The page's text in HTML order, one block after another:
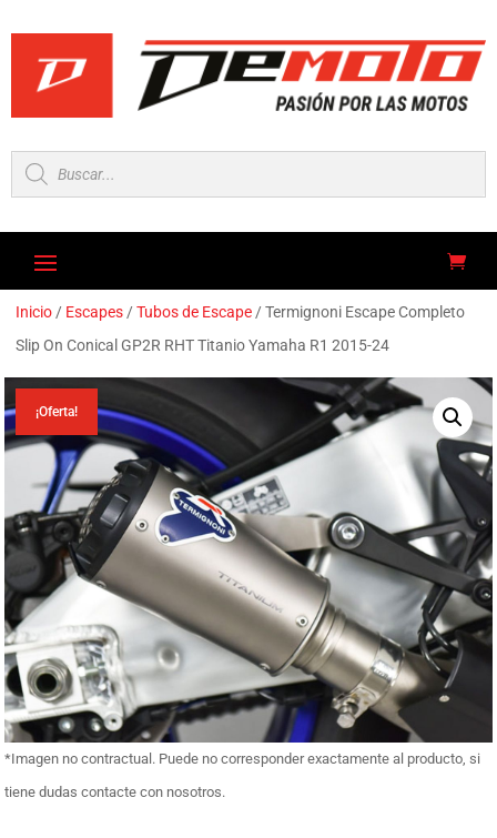
Búsqueda
de
productos
Inicio / Escapes /Tubos de Escape / Termignoni Escape Completo
Slip On Conical GP2R RHT Titanio Yamaha R1 2015-24
¡Oferta!
*Imagen no contractual. Puede no corresponder exactamente al producto, si
tiene dudas contacte con nosotros.